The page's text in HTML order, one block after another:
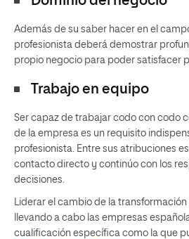
Además de su saber hacer en el
profesionista deberá demostrar
propio negocio para poder satisfacer
Trabajo en equipo
Ser capaz de trabajar codo con codo
de la empresa es un requisito
profesionista. Entre sus atribuciones
contacto directo y continúo con los
decisiones.
Liderar el cambio de la
llevando a cabo las empresas
cualificación específica como la que